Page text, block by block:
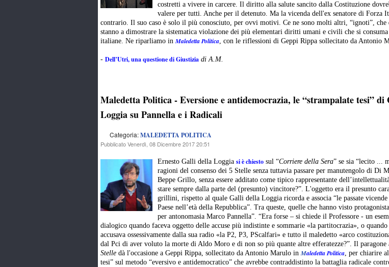
costretti a vivere in carcere. Il diritto alla salute sancito dalla Costituzione
valere per tutti. Anche per il detenuto. Ma la vicenda dell'ex senatore di Forza
contrario. Il suo caso è solo il più conosciuto, per ovvi motivi. Ce ne sono molti altri, “ignoti”, che
stanno a dimostrare la sistematica violazione dei più elementari diritti umani e civili che si
italiane. Ne riparliamo inMaledetta Politica, con le riflessioni di Geppi Rippa sollecitato da Antonio
- Dell’Utri, una questione di Giustizia di A.M.
Maledetta Politica - Eversione e antidemocrazia, le “strampalate tesi”
Loggia su Pannella e i Radicali
Categoria:MALEDETTA POLITICA
Pubblicato Venerdì, 08 Dicembre 2017 20:51
Ernesto Galli della Loggia si è chiesto sul “Corriere della Sera” se sia “lecito ...
ragioni del consenso dei 5 Stelle senza tuttavia passare per manutengolo di Di
Beppe Grillo, senza essere additato come tipico rappresentante
stare sempre dalla parte del (presunto) vincitore?”. L'oggetto era il presunto
grillini, rispetto al quale Galli della Loggia ricorda e associa “le passate
Paese nell’età della Repubblica”. Tra queste, quelle che hanno visto
per antonomasia Marco Pannella”. “Era forse – si chiede il Professore - un
dialogico quando faceva oggetto delle accuse più indistinte e sommarie «la partitocrazia», o quando
accusava ossessivamente dalla sua radio «la P2, P3, PScalfari» e tutto il maledetto «arco
dal Pci di aver voluto la morte di Aldo Moro e di non so più quante altre efferatezze?”. Il
Stelle dà l'occasione a Geppi Rippa, sollecitato da Antonio Marulo inMaledetta Politica, per chiarire
tesi” sul metodo “eversivo e antidemocratico” che avrebbe contraddistinto la battaglia radicale